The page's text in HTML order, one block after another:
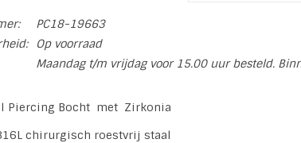
PC18-19663
Op voorraad
Maandag t/m vrijdag voor 15.00 uur besteld.
Piercing Bocht met Zirkonia
chirurgisch roestvrij staal